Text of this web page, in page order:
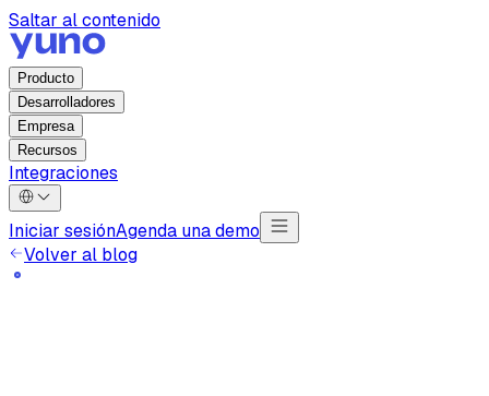
Saltar al contenido
Producto
Desarrolladores
Empresa
Recursos
Integraciones
Iniciar sesiónAgenda una demo
Volver al blog